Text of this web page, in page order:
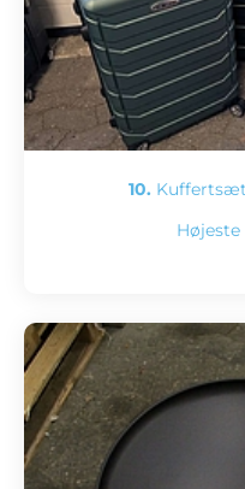
10.
Højeste